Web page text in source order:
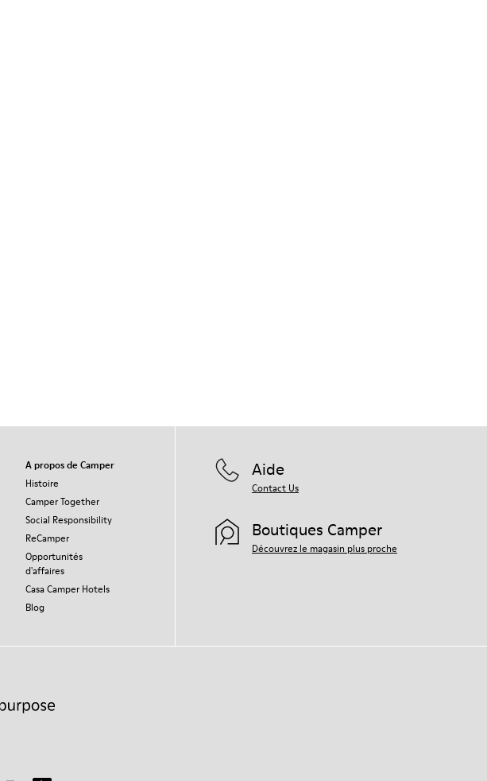
A propos de Camper
Histoire
Camper Together
Social Responsibility
ReCamper
Opportunités
d'affaires
Casa Camper Hotels
Blog
Aide
Contact Us
Boutiques Camper
Découvrez le magasin plus proche